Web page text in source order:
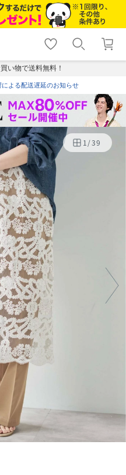
shopping_cart lock_outline
ログイン
い物で送料無料！
よる配送遅延のお知らせ
1/39